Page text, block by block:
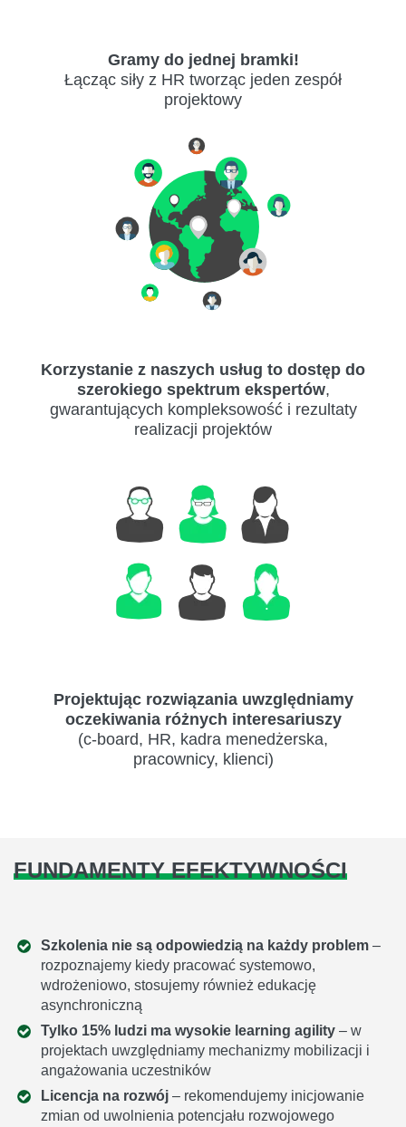
Gramy do jednej bramki!
Łącząc siły z HR tworząc jeden zespół
projektowy
Korzystanie z naszych usług to dostęp do
szerokiego spektrum ekspertów,
gwarantujących kompleksowość i rezultaty
realizacji projektów
Projektując rozwiązania uwzględniamy
oczekiwania różnych interesariuszy
(c-board, HR, kadra menedżerska,
pracownicy, klienci)
FUNDAMENTY EFEKTYWNOŚCI
Szkolenia nie są odpowiedzią na każdy problem –
rozpoznajemy kiedy pracować systemowo,
wdrożeniowo, stosujemy również edukację
asynchroniczną
Tylko 15% ludzi ma wysokie learning agility – w
projektach uwzględniamy mechanizmy mobilizacji i
angażowania uczestników
Licencja na rozwój – rekomendujemy inicjowanie
zmian od uwolnienia potencjału rozwojowego